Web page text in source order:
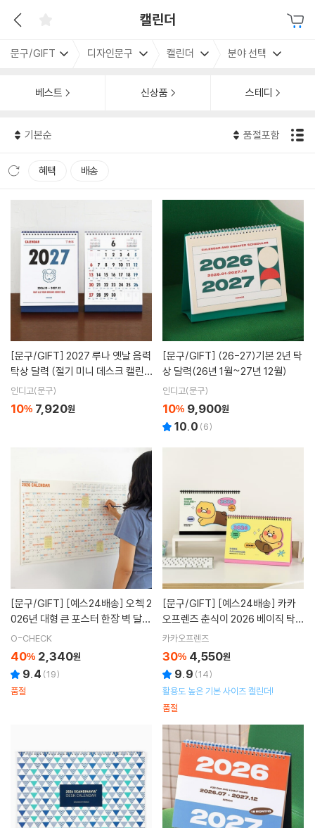
캘린더
문구/GIFT 디자인문구 캘린더 분야 선택
베스트 신상품 스테디
기본순 품절포함
혜택 배송
[문구/GIFT]
탁상 달력 (절기 미니 데스크 캘린
더)
인디고(문구)
10% 7,920원
[문구/GIFT]
상 달력(26년 1월~27년 12월)
인디고(문구)
10% 9,900원
10.0 (6)
[문구/GIFT]
026년 대형 큰 포스터 한장 벽 달력
레트로
O-CHECK
40% 2,340원
9.4 (19)
품절
[문구/GIFT]
오프렌즈 춘식이 2026 베이직 탁상
캘린더 달력
카카오프렌즈
30% 4,550원
9.9 (14)
활용도 높은 기본 사이즈 캘린더!
품절